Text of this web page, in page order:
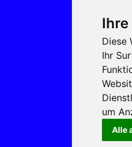
Diese
Ihr
um
Alle
In